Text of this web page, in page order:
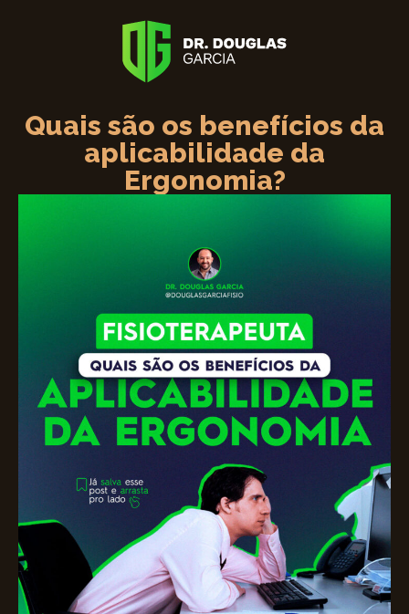
Quais são os benefícios da
aplicabilidade da
Ergonomia?